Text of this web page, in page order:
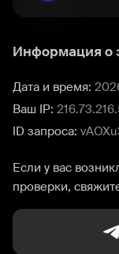
Информация о
Дата и время:
Ваш IP:
ID запроса:
Если у вас
проверки,